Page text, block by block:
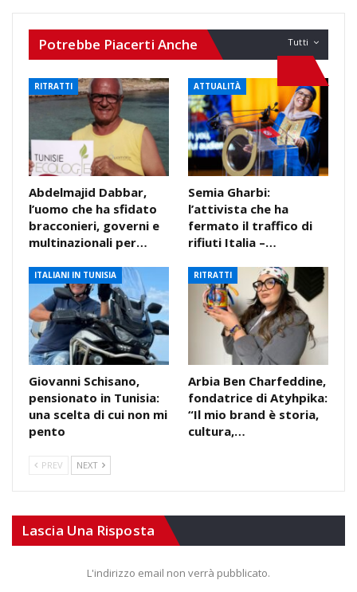
Tutti
Potrebbe Piacerti Anche
RITRATTI
Abdelmajid Dabbar,
l’uomo che ha sfidato
bracconieri, governi e
multinazionali per…
ATTUALITÀ
Semia Gharbi:
l’attivista che ha
fermato il traffico di
rifiuti Italia –…
ITALIANI IN TUNISIA
Giovanni Schisano,
pensionato in Tunisia:
una scelta di cui non mi
pento
RITRATTI
Arbia Ben Charfeddine,
fondatrice di Atyhpika:
“Il mio brand è storia,
cultura,…
PREV NEXT
Lascia Una Risposta
L'indirizzo email non verrà pubblicato.